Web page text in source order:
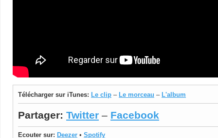
Télécharger sur iTunes: Le clip – Le morceau – L'album
Partager: Twitter – Facebook
Ecouter sur: Deezer • Spotify